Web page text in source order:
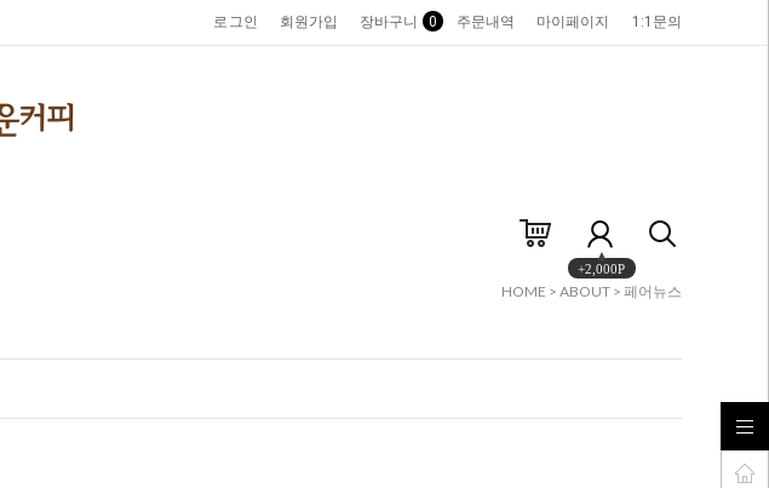
로그인 회원가입 장바구니 0 주문내역 마이페이지 1:1문의
+2,000P
HOME > ABOUT > 페어뉴스